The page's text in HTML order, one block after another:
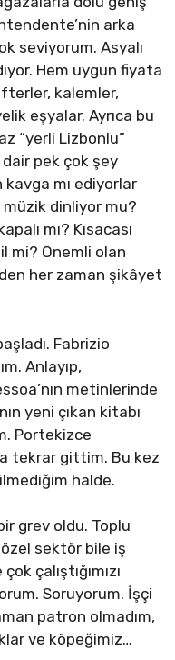
arka
seviyorum. Asyalı
Hem uygun fiyata
kalemler,
eşyalar. Ayrıca bu
“yerli Lizbonlu”
dair pek çok şey
kavga mı ediyorlar
müzik dinliyor mu?
mı? Kısacası
mi? Önemli olan
her zaman şikâyet
Fabrizio
Anlayıp,
metinlerinde
yeni çıkan kitabı
Portekizce
tekrar gittim. Bu kez
halde.
grev oldu. Toplu
sektör bile iş
çalıştığımızı
Soruyorum. İşçi
patron olmadım,
ve köpeğimiz…